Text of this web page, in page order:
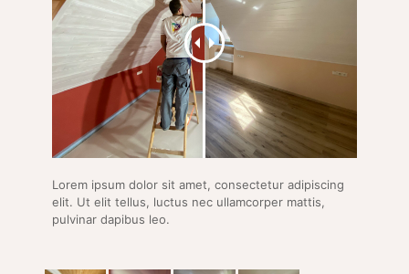
Lorem ipsum dolor sit amet, consectetur adipiscing
elit. Ut elit tellus, luctus nec ullamcorper mattis,
pulvinar dapibus leo.